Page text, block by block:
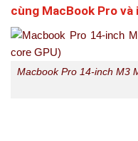
cùng MacBook Pro và
Macbook Pro 14-inch M3